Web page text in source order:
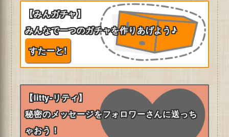
【みんガチャ】
みんなで一つのガチャを作りあげよう♪
すたーと!
【litty-リティ】
秘密のメッセージをフォロワーさんに送っち
ゃおう！